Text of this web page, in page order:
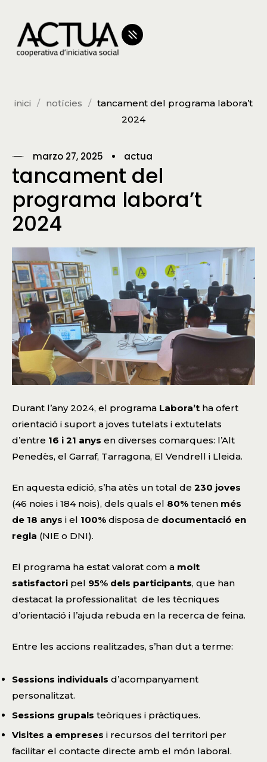
inici notícies
tancament del programa labora’t
2024
marzo 27, 2025 actua
tancament del
programa labora’t
2024
Durant l’any 2024, el programa Labora’t ha ofert
orientació i suport a joves tutelats i extutelats
d’entre 16 i 21 anys en diverses comarques: l’Alt
Penedès, el Garraf, Tarragona, El Vendrell i Lleida.
En aquesta edició, s’ha atès un total de 230 joves
(46 noies i 184 nois), dels quals el 80% tenen més
de 18 anys i el 100% disposa de documentació en
regla (NIE o DNI).
El programa ha estat valorat com a molt
satisfactori pel 95% dels participants, que han
destacat la professionalitat de les tècniques
d’orientació i l’ajuda rebuda en la recerca de feina.
Entre les accions realitzades, s’han dut a terme:
Sessions individuals d’acompanyament
personalitzat.
Sessions grupals teòriques i pràctiques.
Visites a empreses i recursos del territori per
facilitar el contacte directe amb el món laboral.